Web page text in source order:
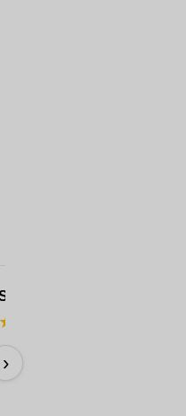
★
fiable y con entrega de
18/06/2026
›